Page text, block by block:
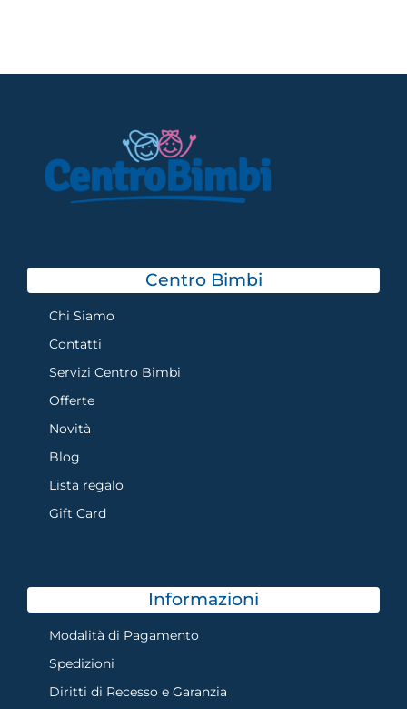
Centro Bimbi
Chi Siamo
Contatti
Servizi Centro Bimbi
Offerte
Novità
Blog
Lista regalo
Gift Card
Informazioni
Modalità di Pagamento
Spedizioni
Diritti di Recesso e Garanzia